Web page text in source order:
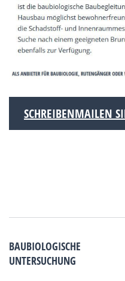
SCHREIBENMAILEN
BAUBIOLOGISCHE
UNTERSUCHUNG